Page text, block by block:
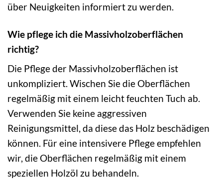
über Neuigkeiten informiert zu werden.
Wie pflege ich die Massivholzoberflächen
richtig?
Die Pflege der Massivholzoberflächen ist
unkompliziert. Wischen Sie die Oberflächen
regelmäßig mit einem leicht feuchten Tuch ab.
Verwenden Sie keine aggressiven
Reinigungsmittel, da diese das Holz beschädigen
können. Für eine intensivere Pflege empfehlen
wir, die Oberflächen regelmäßig mit einem
speziellen Holzöl zu behandeln.